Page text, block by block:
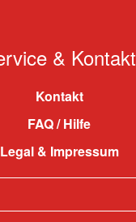
& Kontakt
Kontakt
FAQ / Hilfe
Legal & Impressum